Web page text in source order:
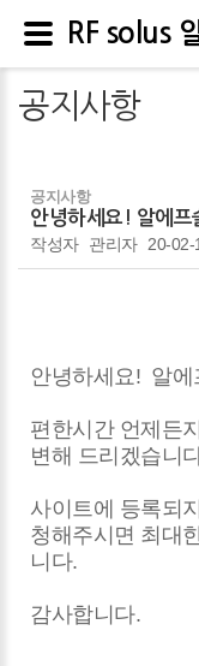
공지사항
공지사항
안녕하세요! 알에프
작성자 관리자 20-02-
본문
안녕하세요! 알에
편한시간 언제든
변해 드리겠습니
사이트에 등록되
청해주시면 최대
니다.
감사합니다.
RF solus